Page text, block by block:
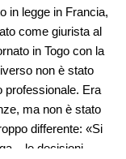
in legge in Francia,
come giurista al
in Togo con la
non è stato
professionale. Era
ma non è stato
differente: «Si
– le decisioni